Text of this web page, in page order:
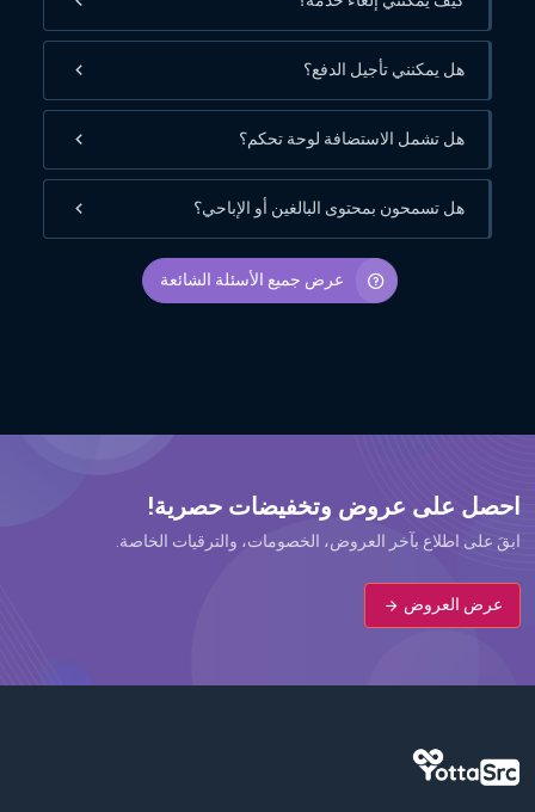
هل يمكنني تأجيل الدفع؟
هل تشمل الاستضافة لوحة تحكم؟
هل تسمحون بمحتوى البالغين أو الإباحي؟
عرض جميع الأسئلة الشائعة
احصل على عروض وتخفيضات حصرية!
ابقَ على اطلاع بآخر العروض، الخصومات، والترقيات الخاصة.
عرض العروض